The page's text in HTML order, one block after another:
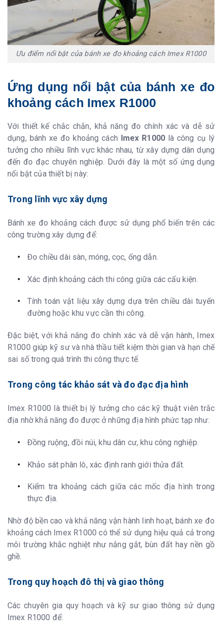
Ưu điểm nổi bật của bánh xe đo khoảng cách Imex R1000
Ứng dụng nổi bật của bánh xe đo
khoảng cách Imex R1000
Với thiết kế chắc chắn, khả năng đo chính xác và dễ sử
dụng, bánh xe đo khoảng cách Imex R1000 là công cụ lý
tưởng cho nhiều lĩnh vực khác nhau, từ xây dựng dân dụng
đến đo đạc chuyên nghiệp. Dưới đây là một số ứng dụng
nổi bật của thiết bị này:
Trong lĩnh vực xây dựng
Bánh xe đo khoảng cách được sử dụng phổ biến trên các
công trường xây dựng để:
Đo chiều dài sàn, móng, cọc, ống dẫn.
Xác định khoảng cách thi công giữa các cấu kiện.
Tính toán vật liệu xây dựng dựa trên chiều dài tuyến
đường hoặc khu vực cần thi công.
Đặc biệt, với khả năng đo chính xác và dễ vận hành, Imex
R1000 giúp kỹ sư và nhà thầu tiết kiệm thời gian và hạn chế
sai số trong quá trình thi công thực tế.
Trong công tác khảo sát và đo đạc địa hình
Imex R1000 là thiết bị lý tưởng cho các kỹ thuật viên trắc
địa nhờ khả năng đo được ở những địa hình phức tạp như:
Đồng ruộng, đồi núi, khu dân cư, khu công nghiệp.
Khảo sát phân lô, xác định ranh giới thửa đất.
Kiểm tra khoảng cách giữa các mốc địa hình trong
thực địa.
Nhờ độ bền cao và khả năng vận hành linh hoạt, bánh xe đo
khoảng cách Imex R1000 có thể sử dụng hiệu quả cả trong
môi trường khắc nghiệt như nắng gắt, bùn đất hay nền gồ
ghề.
Trong quy hoạch đô thị và giao thông
Các chuyên gia quy hoạch và kỹ sư giao thông sử dụng
Imex R1000 để: